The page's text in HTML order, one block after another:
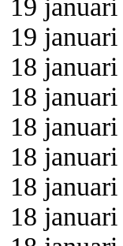
19
19
18
18
18
18
18
18